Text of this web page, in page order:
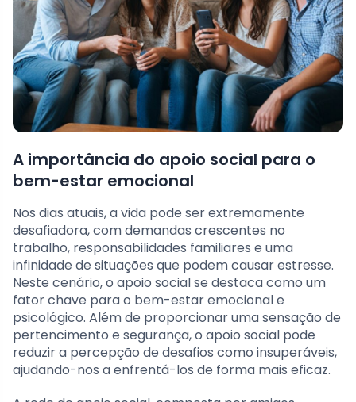
A importância do apoio social para o
bem-estar emocional
Nos dias atuais, a vida pode ser extremamente
desafiadora, com demandas crescentes no
trabalho, responsabilidades familiares e uma
infinidade de situações que podem causar estresse.
Neste cenário, o apoio social se destaca como um
fator chave para o bem-estar emocional e
psicológico. Além de proporcionar uma sensação de
pertencimento e segurança, o apoio social pode
reduzir a percepção de desafios como insuperáveis,
ajudando-nos a enfrentá-los de forma mais eficaz.